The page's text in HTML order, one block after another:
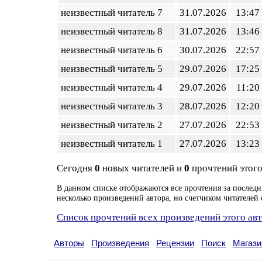
неизвестный читатель 7 31.07.2026
13:47
неизвестный читатель 8
31.07.2026
13:46
неизвестный читатель 6
30.07.2026
22:57
неизвестный читатель 5
29.07.2026
17:25
неизвестный читатель 4
29.07.2026
11:20
неизвестный читатель 3
28.07.2026
12:20
неизвестный читатель 2
27.07.2026
22:53
неизвестный читатель 1
27.07.2026 13:23
Сегодня 0 новых читателей и 0 прочтений
В данном списке отображаются все прочтения за
несколько произведений автора, но счетчиком
Список прочтений всех произведений этого
Авторы Произведения Рецензии Поиск